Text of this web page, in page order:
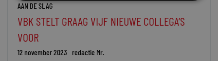
AAN DE SLAG
VBK STELT GRAAG VIJF NIEUWE COLLEGA’S
VOOR
12 november 2023 redactie Mr.